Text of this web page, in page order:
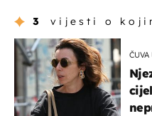
3 vijesti o